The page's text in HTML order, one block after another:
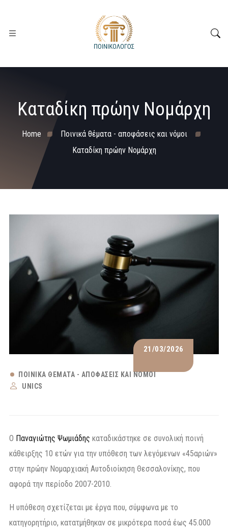
Καταδίκη πρώην Νομάρχη
Home
Ποινικά θέματα - αποφάσεις και νόμοι
Καταδίκη πρώην Νομάρχη
21/03/2026
ΠΟΙΝΙΚΆ ΘΈΜΑΤΑ - ΑΠΟΦΆΣΕΙΣ ΚΑΙ ΝΌΜΟΙ
UNICS
Ο Παναγιώτης Ψωμιάδης καταδικάστηκε σε συνολική ποινή
κάθειρξης 10 ετών για την υπόθεση των λεγόμενων «45αριών»
στην πρώην Νομαρχιακή Αυτοδιοίκηση Θεσσαλονίκης, που
αφορά την περίοδο 2007-2010.
Η υπόθεση σχετίζεται με έργα που, σύμφωνα με το
κατηγορητήριο, κατατμήθηκαν σε μικρότερα ποσά έως 45.000